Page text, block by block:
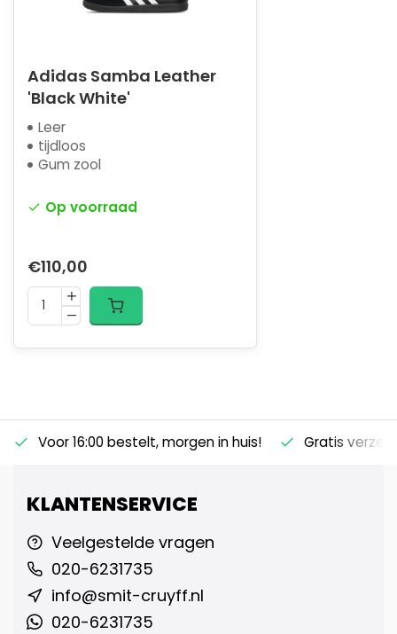
Adidas Samba Leather
'Black White'
Leer
tijdloos
Gum zool
Op voorraad
€110,00
Voor 16:00 bestelt, morgen in huis! Gratis
KLANTENSERVICE
Veelgestelde vragen
020-6231735
info@smit-cruyff.nl
020-6231735